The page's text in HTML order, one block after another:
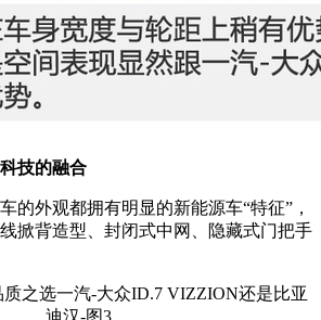
技的融合
的外观都拥有明显的新能源车“特征”，
掀背造型、封闭式中网、隐藏式门把手